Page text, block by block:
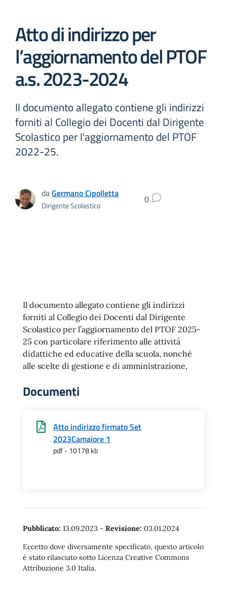
Atto di indirizzo per
l’aggiornamento del PTOF
a.s. 2023-2024
Il documento allegato contiene gli indirizzi
forniti al Collegio dei Docenti dal Dirigente
Scolastico per l'aggiornamento del PTOF
2022-25.
daGermano Cipolletta
Dirigente Scolastico 0
Il documento allegato contiene gli indirizzi
forniti al Collegio dei Docenti dal Dirigente
Scolastico per l’aggiornamento del PTOF 2025-
25 con particolare riferimento alle attività
didattiche ed educative della scuola, nonché
alle scelte di gestione e di amministrazione,
Documenti
Atto indirizzo firmato Set
2023Camaiore 1
pdf - 10178 kb
Pubblicato: 13.09.2023 - Revisione: 03.01.2024
Eccetto dove diversamente specificato, questo articolo
è stato rilasciato sotto Licenza Creative Commons
Attribuzione 3.0 Italia.